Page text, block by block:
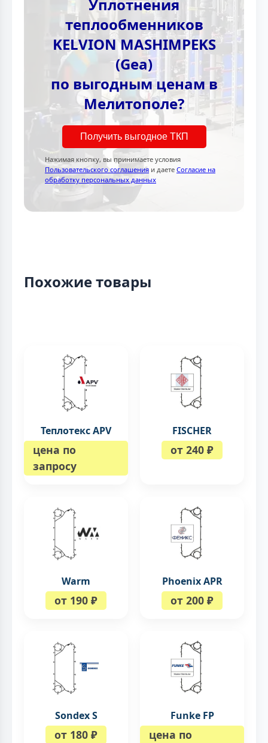
Уплотнения
теплообменников
KELVION MASHIMPEKS
(Gea)
по выгодным ценам в
Мелитополе?
Получить выгодное ТКП
Нажимая кнопку, вы принимаете условия
Пользовательского соглашения и даете Согласие на
обработку персональных данных
Похожие товары
Теплотекс APV
цена по
запросу
FISCHER
от 240 ₽
Warm
от 190 ₽
Phoenix APR
от 200 ₽
Sondex S
от 180 ₽
Funke FP
цена по